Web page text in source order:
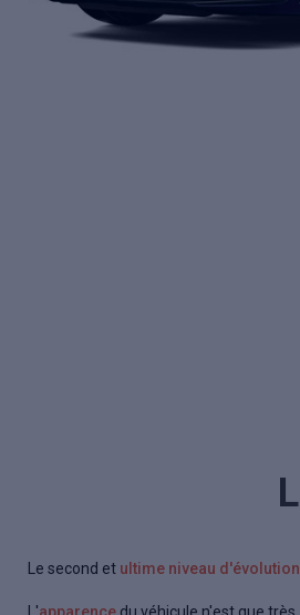
Le second et ultime niveau d'évolution